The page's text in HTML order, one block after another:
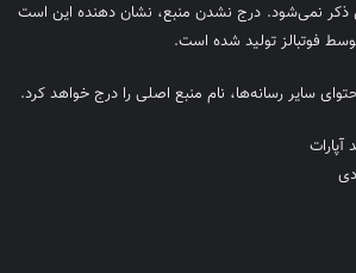
ذیل محتوا نام منبع خاصی ذکر نمی‌‎شود. درج نشدن منبع، نشان دهنده این است
فوتبالز تولید شده است.
سایر رسانه‌ها، نام منبع اصلی را درج خواهد کرد.